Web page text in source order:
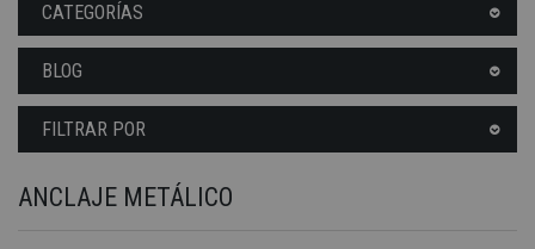
CATEGORÍAS
BLOG
FILTRAR POR
ANCLAJE METÁLICO